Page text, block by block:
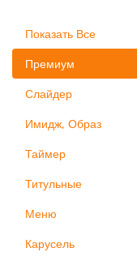
Показать Все
Премиум
Слайдер
Имидж, Образ
Таймер
Титульные
Меню
Карусель